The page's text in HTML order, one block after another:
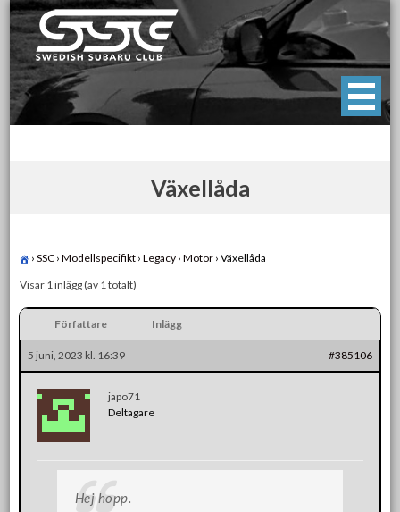
Skip
to
content
Swedish Subaru Club
För oss som älskar Subaru!
Växellåda
› SSC › Modellspecifikt › Legacy › Motor › Växellåda
Visar 1 inlägg (av 1 totalt)
Författare Inlägg
5 juni, 2023 kl. 16:39 #385106
japo71
Deltagare
Hej hopp.